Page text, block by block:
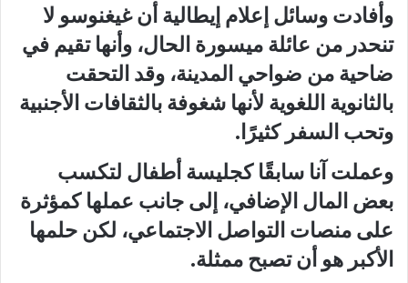
وأفادت وسائل إعلام إيطالية أن غيغنوسو لا
تنحدر من عائلة ميسورة الحال، وأنها تقيم في
ضاحية من ضواحي المدينة، وقد التحقت
بالثانوية اللغوية لأنها شغوفة بالثقافات الأجنبية
وتحب السفر كثيرًا.
وعملت آنا سابقًا كجليسة أطفال لتكسب
بعض المال الإضافي، إلى جانب عملها كمؤثرة
على منصات التواصل الاجتماعي، لكن حلمها
الأكبر هو أن تصبح ممثلة.